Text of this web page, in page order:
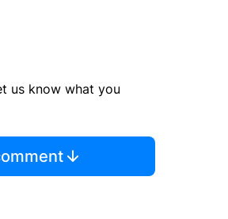
us know what you